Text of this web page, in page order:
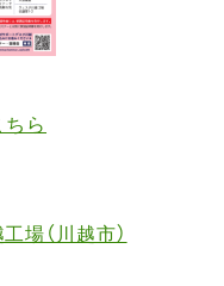
ちら
（川越市）